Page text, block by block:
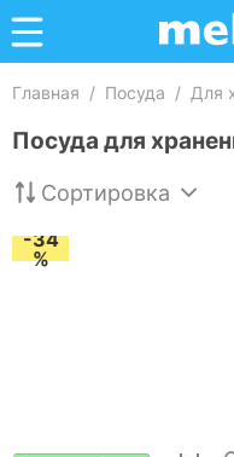
Главная / Посуда / Для
Посуда для
Сортировка
-34
%